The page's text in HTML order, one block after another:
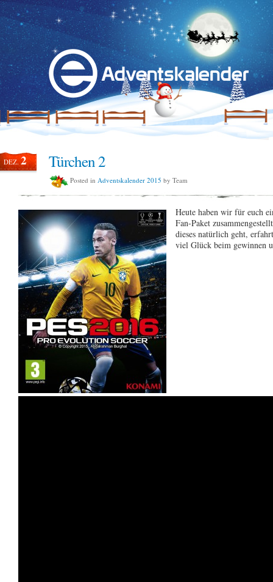
DEZ.2 Türchen 2
Posted in Adventskalender 2015 by Team
Heute haben wir für euch
Fan-Paket
dieses natürlich geht,
viel Glück beim gewinnen